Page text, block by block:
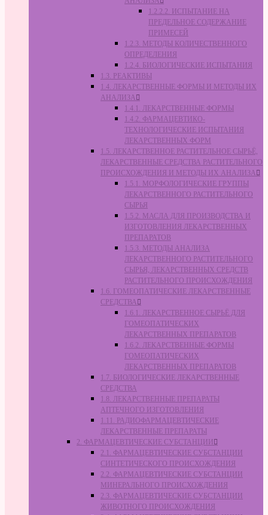
1.2.2.2. ИСПЫТАНИЕ НА
ПРЕДЕЛЬНОЕ СОДЕРЖАНИЕ
ПРИМЕСЕЙ
1.2.3. МЕТОДЫ КОЛИЧЕСТВЕННОГО
ОПРЕДЕЛЕНИЯ
1.2.4. БИОЛОГИЧЕСКИЕ ИСПЫТАНИЯ
1.3. РЕАКТИВЫ
1.4. ЛЕКАРСТВЕННЫЕ ФОРМЫ И МЕТОДЫ ИХ
АНАЛИЗА
1.4.1. ЛЕКАРСТВЕННЫЕ ФОРМЫ
1.4.2. ФАРМАЦЕВТИКО-
ТЕХНОЛОГИЧЕСКИЕ ИСПЫТАНИЯ
ЛЕКАРСТВЕННЫХ ФОРМ
1.5. ЛЕКАРСТВЕННОЕ РАСТИТЕЛЬНОЕ СЫРЬЁ,
ЛЕКАРСТВЕННЫЕ СРЕДСТВА РАСТИТЕЛЬНОГО
ПРОИСХОЖДЕНИЯ И МЕТОДЫ ИХ АНАЛИЗА
1.5.1. МОРФОЛОГИЧЕСКИЕ ГРУППЫ
ЛЕКАРСТВЕННОГО РАСТИТЕЛЬНОГО
СЫРЬЯ
1.5.2. МАСЛА ДЛЯ ПРОИЗВОДСТВА И
ИЗГОТОВЛЕНИЯ ЛЕКАРСТВЕННЫХ
ПРЕПАРАТОВ
1.5.3. МЕТОДЫ АНАЛИЗА
ЛЕКАРСТВЕННОГО РАСТИТЕЛЬНОГО
СЫРЬЯ, ЛЕКАРСТВЕННЫХ СРЕДСТВ
РАСТИТЕЛЬНОГО ПРОИСХОЖДЕНИЯ
1.6. ГОМЕОПАТИЧЕСКИЕ ЛЕКАРСТВЕННЫЕ
СРЕДСТВА
1.6.1. ЛЕКАРСТВЕННОЕ СЫРЬЁ ДЛЯ
ГОМЕОПАТИЧЕСКИХ
ЛЕКАРСТВЕННЫХ ПРЕПАРАТОВ
1.6.2. ЛЕКАРСТВЕННЫЕ ФОРМЫ
ГОМЕОПАТИЧЕСКИХ
ЛЕКАРСТВЕННЫХ ПРЕПАРАТОВ
1.7. БИОЛОГИЧЕСКИЕ ЛЕКАРСТВЕННЫЕ
СРЕДСТВА
1.8. ЛЕКАРСТВЕННЫЕ ПРЕПАРАТЫ
АПТЕЧНОГО ИЗГОТОВЛЕНИЯ
1.11. РАДИОФАРМАЦЕВТИЧЕСКИЕ
ЛЕКАРСТВЕННЫЕ ПРЕПАРАТЫ
2. ФАРМАЦЕВТИЧЕСКИЕ СУБСТАНЦИИ
2.1. ФАРМАЦЕВТИЧЕСКИЕ СУБСТАНЦИИ
СИНТЕТИЧЕСКОГО ПРОИСХОЖДЕНИЯ
2.2. ФАРМАЦЕВТИЧЕСКИЕ СУБСТАНЦИИ
МИНЕРАЛЬНОГО ПРОИСХОЖДЕНИЯ
2.3. ФАРМАЦЕВТИЧЕСКИЕ СУБСТАНЦИИ
ЖИВОТНОГО ПРОИСХОЖДЕНИЯ